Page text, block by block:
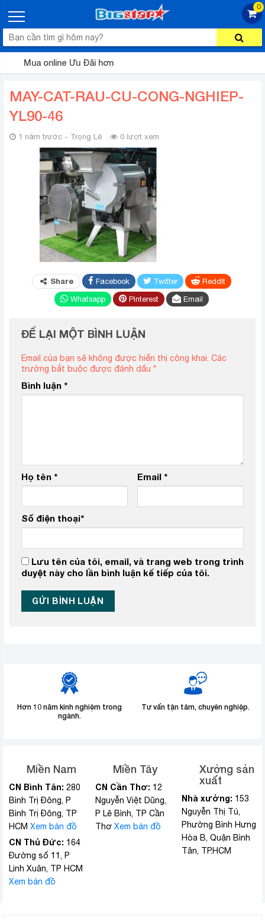
0
Mua online Ưu Đãi hơn
MAY-CAT-RAU-CU-CONG-NGHIEP-
YL90-46
1 năm trước - Trọng Lê 0 lượt xem
Share Facebook Twitter
ReddIt
Whatsapp
Pinterest Email
ĐỂ LẠI MỘT BÌNH LUẬN
Email của bạn sẽ không được hiển thị công khai. Các
trường bắt buộc được đánh dấu *
Bình luận *
Họ tên * Email *
Số điện thoại*
Lưu tên của tôi, email, và trang web trong trình
duyệt này cho lần bình luận kế tiếp của tôi.
Hơn 10 năm kinh nghiệm trong
ngành.
Tư vấn tận tâm, chuyên nghiệp.
Miền Nam
CN Bình Tân: 280
Bình Trị Đông, P
Bình Trị Đông, TP
HCM Xem bản đồ
CN Thủ Đức: 164
Đường số 11, P
Linh Xuân, TP HCM
Xem bản đồ
Miền Tây
CN Cần Thơ: 12
Nguyễn Việt Dũng,
P Lê Bình, TP Cần
Thơ Xem bản đồ
Xưởng sản
xuất
Nhà xưởng: 153
Nguyễn Thị Tú,
Phường Bình Hưng
Hòa B, Quận Bình
Tân, TP.HCM